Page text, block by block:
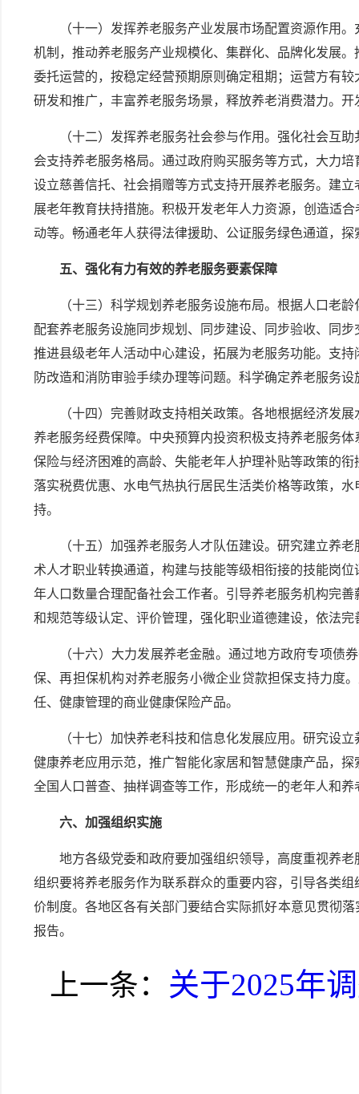
（十一）发挥养老服务产业发展市场配置资源作用
机制，推动养老服务产业规模化、集群化、品牌化发展
委托运营的，按稳定经营预期原则确定租期；运营方有
研发和推广，丰富养老服务场景，释放养老消费潜力。
（十二）发挥养老服务社会参与作用。强化社会互
会支持养老服务格局。通过政府购买服务等方式，大力
设立慈善信托、社会捐赠等方式支持开展养老服务。建
展老年教育扶持措施。积极开发老年人力资源，创造适
动等。畅通老年人获得法律援助、公证服务绿色通道，
五、强化有力有效的养老服务要素保障
（十三）科学规划养老服务设施布局。根据人口老
配套养老服务设施同步规划、同步建设、同步验收、同
推进县级老年人活动中心建设，拓展为老服务功能。支
防改造和消防审验手续办理等问题。科学确定养老服务
（十四）完善财政支持相关政策。各地根据经济发
养老服务经费保障。中央预算内投资积极支持养老服务
保险与经济困难的高龄、失能老年人护理补贴等政策的
落实税费优惠、水电气热执行居民生活类价格等政策，
持。
（十五）加强养老服务人才队伍建设。研究建立养
术人才职业转换通道，构建与技能等级相衔接的技能岗
年人口数量合理配备社会工作者。引导养老服务机构完
和规范等级认定、评价管理，强化职业道德建设，依法完
（十六）大力发展养老金融。通过地方政府专项
保、再担保机构对养老服务小微企业贷款担保支持力度
任、健康管理的商业健康保险产品。
（十七）加快养老科技和信息化发展应用。研究设
健康养老应用示范，推广智能化家居和智慧健康产品，
全国人口普查、抽样调查等工作，形成统一的老年人和
六、加强组织实施
地方各级党委和政府要加强组织领导，高度重视养
组织要将养老服务作为联系群众的重要内容，引导各类
价制度。各地区各有关部门要结合实际抓好本意见贯彻
报告。
上一条： 关于2025年